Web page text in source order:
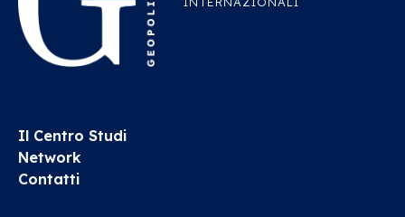
Il Centro Studi
Network
Contatti